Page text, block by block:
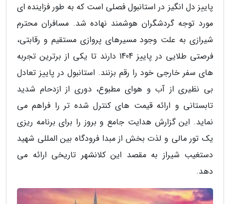
پاییز دل انگیز در استانبول فصلی است که به طور فزاینده ای
مورد توجه گردشگران هوشمند نهاده شد. مسافران محترم
شیرازی به علت وجود مسیرهای پروازی مستقیم و رقابتی،
فرصتی طلایی در پاییز 1404 دارند تا یکی از برترین تجربه
های سفر خارجی خود را رقم بزنند. استانبول در پاییز تعادل
بی نظیری از آب و هوای مطبوع، دوری از ازدحام شدید
تابستانی و ارائه قیمت های کنترل شده تر را فراهم می
نماید. این گزارش هدایت جامع و بروز را برای برنامه ریزی
یک تور مالی و لذت بخش از مبدا فرودگاه بین المللی شهید
دستغیب شیراز به مقصد این کلانشهر تاریخی ارائه می
دهد.